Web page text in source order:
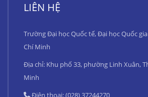
LIÊN HỆ
Trường Đại học Quốc tế, Đại học Quốc
Chí Minh
Địa chỉ: Khu phố 33, phường Linh Xuân,
Minh
Điện thoại: (028) 37244270